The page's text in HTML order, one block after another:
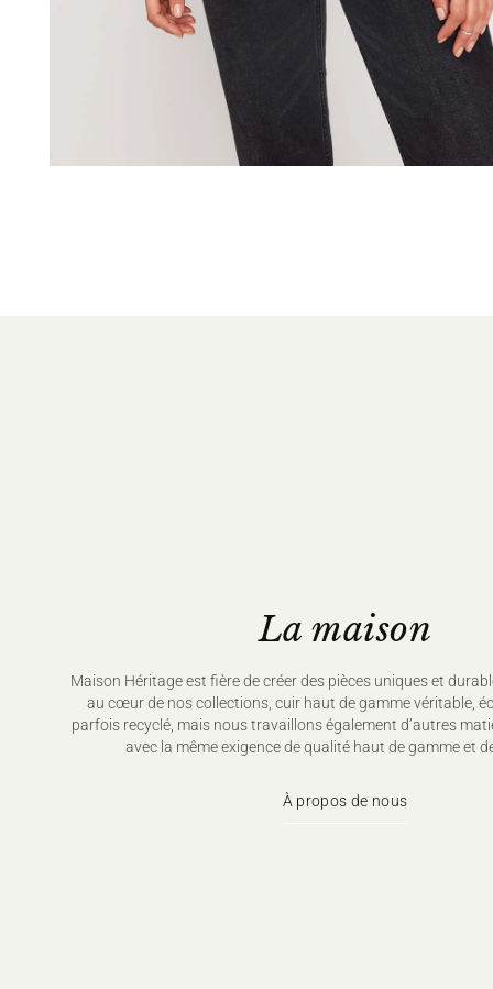
La maison
Maison Héritage est fière de créer des pièces uniques et
au cœur de nos collections, cuir haut de gamme véritable,
parfois recyclé, mais nous travaillons également d’autres
avec la même exigence de qualité haut de gamme et
À propos de nous